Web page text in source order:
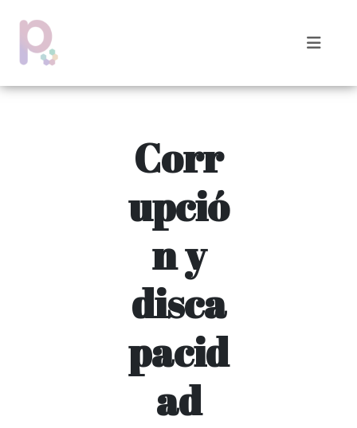
Corr
upció
n y
disca
pacid
ad